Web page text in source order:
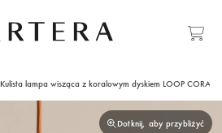
Kulista lampa wisząca z koralowym dyskiem LOOP CORAL S
Dotknij, aby przybliżyć